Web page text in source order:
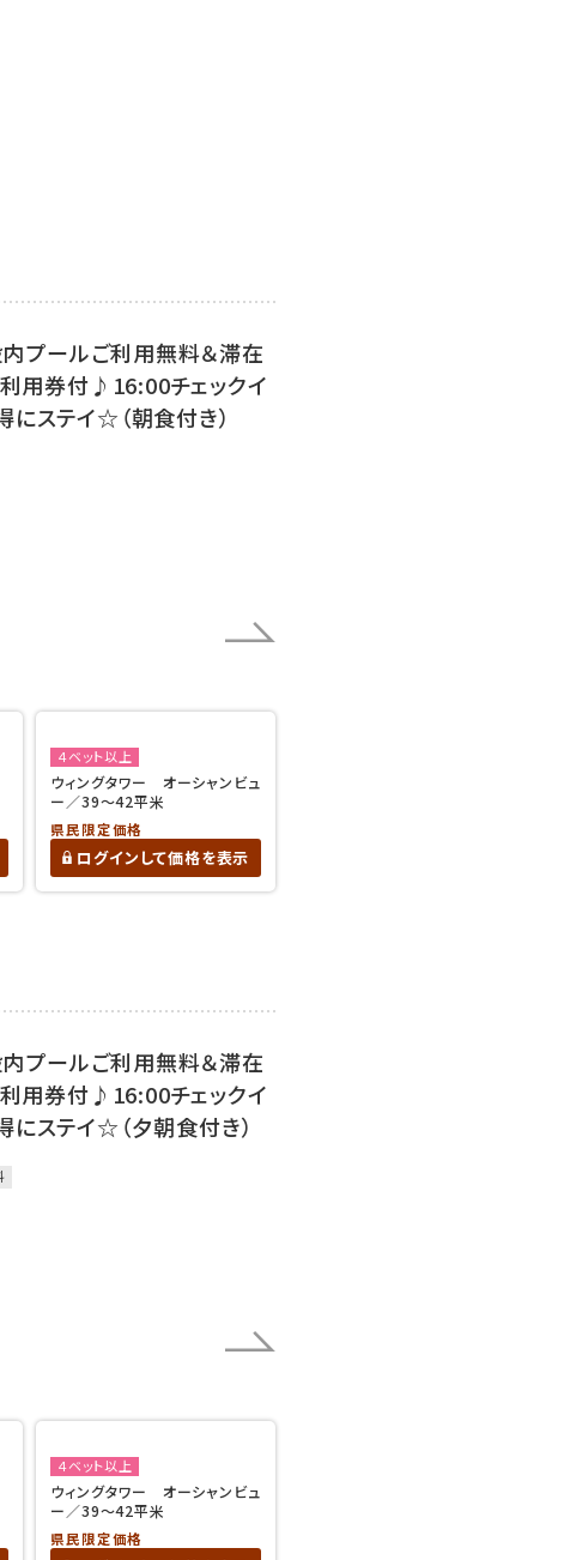
プールご利用無料＆滞在
用券付♪16:00チェックイ
ステイ☆（朝食付き）
４ベット以上
ウィングタワー オーシャンビュ
ー／39～42平米
県民限定価格
ログインして価格を表示
プールご利用無料＆滞在
用券付♪16:00チェックイ
にステイ☆（夕朝食付き）
４ベット以上
ウィングタワー オーシャンビュ
ー／39～42平米
県民限定価格